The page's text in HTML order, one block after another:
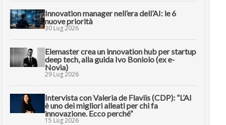
Innovation manager nell’era dell’AI: le 6
nuove priorità
30 Lug 2026
Elemaster crea un innovation hub per startup
deep tech, alla guida Ivo Boniolo (ex e-
Novia)
29 Lug 2026
Intervista con Valeria de Flaviis (CDP): “L’AI
è uno dei migliori alleati per chi fa
innovazione. Ecco perché”
15 Lug 2026